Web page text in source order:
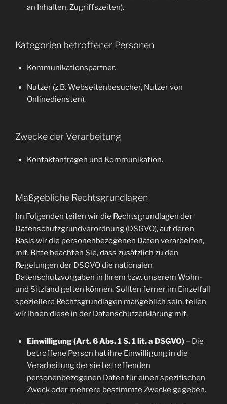
an Inhalten, Zugriffszeiten).
Kategorien betroffener Personen
Kommunikationspartner.
Nutzer (z.B. Webseitenbesucher, Nutzer von
Onlinediensten).
Zwecke der Verarbeitung
Kontaktanfragen und Kommunikation.
Maßgebliche Rechtsgrundlagen
Im Folgenden teilen wir die Rechtsgrundlagen der
Datenschutzgrundverordnung (DSGVO), auf deren
Basis wir die personenbezogenen Daten verarbeiten,
mit. Bitte beachten Sie, dass zusätzlich zu den
Regelungen der DSGVO die nationalen
Datenschutzvorgaben in Ihrem bzw. unserem Wohn-
und Sitzland gelten können. Sollten ferner im Einzelfall
speziellere Rechtsgrundlagen maßgeblich sein, teilen
wir Ihnen diese in der Datenschutzerklärung mit.
Einwilligung (Art. 6 Abs. 1 S. 1 lit. a DSGVO)– Die
betroffene Person hat ihre Einwilligung in die
Verarbeitung der sie betreffenden
personenbezogenen Daten für einen spezifischen
Zweck oder mehrere bestimmte Zwecke gegeben.